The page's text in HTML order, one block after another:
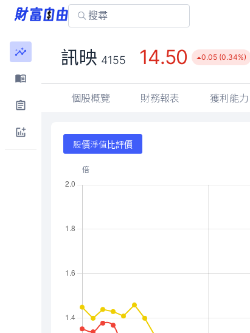
訊映 4155 14.50 0.05 (0.34%)
個股概覽 財務報表 獲利能力
股價淨值比評價